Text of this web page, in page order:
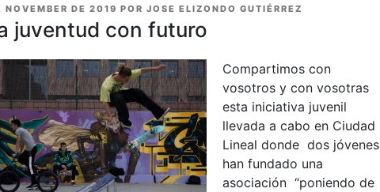
NOVEMBER DE 2019 POR JOSE ELIZONDO GUTIÉRREZ
juventud con futuro
Compartimos con
vosotros y con vosotras
esta iniciativa juvenil
llevada a cabo en Ciudad
Lineal donde dos jóvenes
han fundado una
asociación “poniendo de